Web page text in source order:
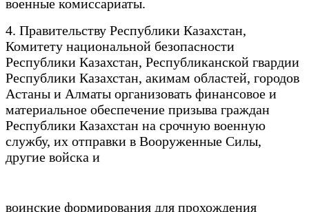
военные комиссариаты.
4. Правительству Республики Казахстан,
Комитету национальной безопасности
Республики Казахстан, Республиканской гвардии
Республики Казахстан, акимам областей, городов
Астаны и Алматы организовать финансовое и
материальное обеспечение призыва граждан
Республики Казахстан на срочную военную
службу, их отправки в Вооруженные Силы,
другие войска и
воинские формирования для прохождения